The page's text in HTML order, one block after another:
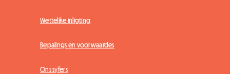
Wettelike inligting
Bepalings en voorwaardes
Ons syfers